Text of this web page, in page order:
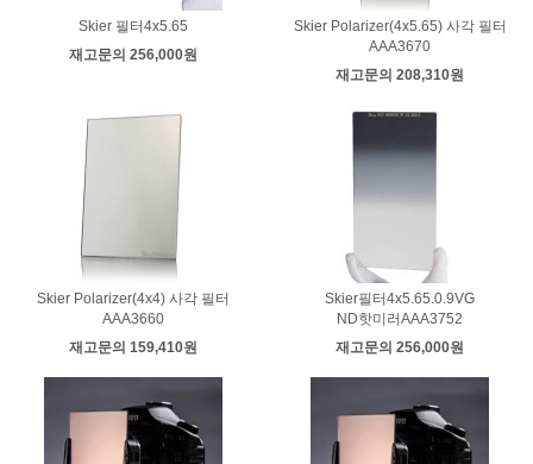
Skier 필터4x5.65
재고문의 256,000원
Skier Polarizer(4x5.65) 사각 필터
AAA3670
재고문의 208,310원
Skier Polarizer(4x4) 사각 필터
AAA3660
재고문의 159,410원
Skier필터4x5.65.0.9VG
ND핫미러AAA3752
재고문의 256,000원